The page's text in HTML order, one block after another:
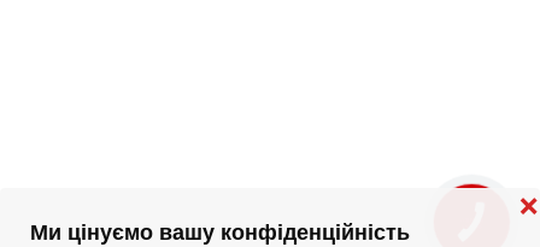
Ми цінуємо вашу конфіденційність
❌